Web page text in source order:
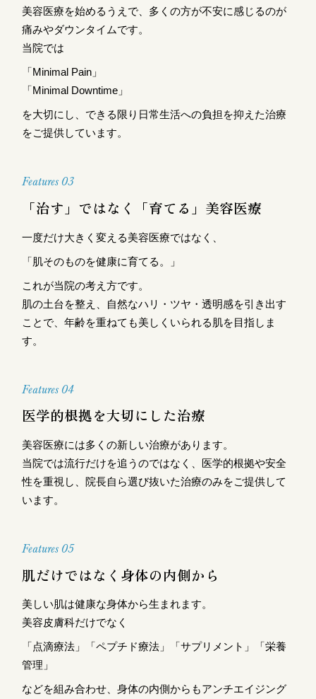
美容医療を始めるうえで、多くの方が不安に感じるのが
痛みやダウンタイムです。
当院では
「Minimal Pain」
「Minimal Downtime」
を大切にし、できる限り日常生活への負担を抑えた治療
をご提供しています。
Features 03
「治す」ではなく「育てる」美容医療
一度だけ大きく変える美容医療ではなく、
「肌そのものを健康に育てる。」
これが当院の考え方です。
肌の土台を整え、自然なハリ・ツヤ・透明感を引き出す
ことで、年齢を重ねても美しくいられる肌を目指しま
す。
Features 04
医学的根拠を大切にした治療
美容医療には多くの新しい治療があります。
当院では流行だけを追うのではなく、医学的根拠や安全
性を重視し、院長自ら選び抜いた治療のみをご提供して
います。
Features 05
肌だけではなく身体の内側から
美しい肌は健康な身体から生まれます。
美容皮膚科だけでなく
「点滴療法」「ペプチド療法」「サプリメント」「栄養
管理」
などを組み合わせ、身体の内側からもアンチエイジング